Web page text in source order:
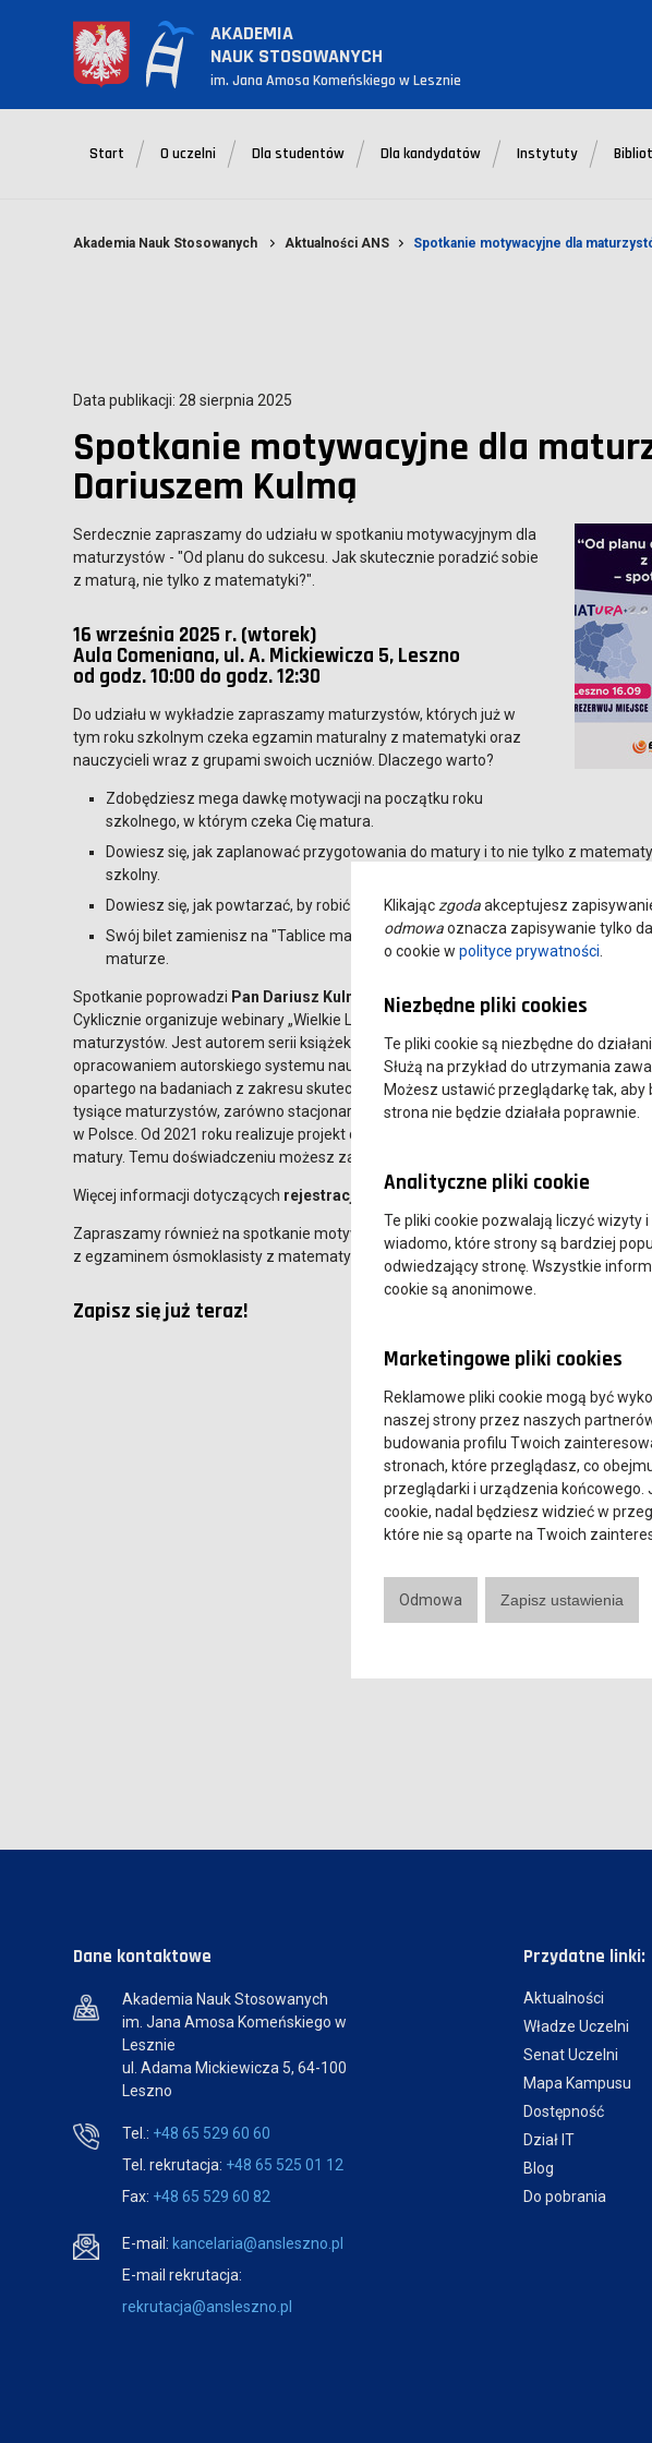
AKADEMIA
NAUK STOSOWANYCH
im. Jana Amosa Komeńskiego w Lesznie
Start O uczelni Dla studentów Dla kandydatów Instytuty
Akademia Nauk Stosowanych Aktualności ANS Spotkanie motywacyjne dla
Data publikacji: 28 sierpnia 2025
Spotkanie motywacyjne dla
Dariuszem Kulmą
Serdecznie zapraszamy do udziału w spotkaniu motywacyjnym dla
maturzystów - "Od planu do sukcesu. Jak skutecznie poradzić sobie
z maturą, nie tylko z matematyki?".
16 września 2025 r. (wtorek)
Aula Comeniana, ul. A. Mickiewicza 5, Leszno
od godz. 10:00 do godz. 12:30
Do udziału w wykładzie zapraszamy maturzystów, których już w
tym roku szkolnym czeka egzamin maturalny z matematyki oraz
nauczycieli wraz z grupami swoich uczniów. Dlaczego warto?
Zdobędziesz mega dawkę motywacji na początku roku
szkolnego, w którym czeka Cię matura.
Dowiesz się, jak zaplanować przygotowania do matury i to nie tylko z
szkolny.
Dowiesz się, jak powtarzać, by robić to naprawdę skutecznie, szybko i tak, by
Swój bilet zamienisz na "Tablice matematyczne" o wartości 21 zł - takie, z
maturze.
Spotkanie poprowadzi Pan Dariusz Kulma
– to pasjonat nauczania ciągle
Cyklicznie organizuje webinary „Wielkie Lekcje z matematyki z Nauczycielem Roku”,
maturzystów. Jest autorem serii książek „Jak zdać maturę z matematyki”.
opracowaniem autorskiego systemu nauczania matematyki z wykorzystaniem
opartego na badaniach z zakresu skutecznego zapamiętywania. Corocznie do
tysiące maturzystów, zarówno stacjonarnie, jak i zdalnie. Jest prelegentem
w Polsce. Od 2021 roku realizuje projekt dla maturzystów oraz nauczycieli,
matury. Temu doświadczeniu możesz zaufać!
Więcej informacji dotyczących rejestracji na spotkanie znajdziecie na stronie
Zapraszamy również na spotkanie motywacyjne dla ósmoklasistów - "Od planu do
z egzaminem ósmoklasisty z matematyki?". Więcej informacji o webinarze na
Zapisz się już teraz!
Dane kontaktowe
Akademia Nauk Stosowanych
im. Jana Amosa Komeńskiego w
Lesznie
ul. Adama Mickiewicza 5, 64-100
Leszno
Tel.: +48 65 529 60 60
Tel. rekrutacja: +48 65 525 01 12
Fax: +48 65 529 60 82
E-mail: kancelaria@ansleszno.pl
E-mail rekrutacja:
rekrutacja@ansleszno.pl
Przydatne linki:
Aktualności
Władze Uczelni
Senat Uczelni
Mapa Kampusu
Dostępność
Dział IT
Blog
Do pobrania
Klikając zgodaakceptujesz
odmowaoznacza zapisywanie tylko
o cookie w polityce prywatności
Niezbędne pliki cookies
Te pliki cookie są niezbędne do
Służą na przykład do utrzymania
Możesz ustawić przeglądarkę tak, aby
strona nie będzie działała poprawnie.
Analityczne pliki cookie
Te pliki cookie pozwalają liczyć wizyty
wiadomo, które strony są bardziej
odwiedzający stronę. Wszystkie
cookie są anonimowe.
Marketingowe pliki cookies
Reklamowe pliki cookie mogą być
naszej strony przez naszych
budowania profilu Twoich
stronach, które przeglądasz, co
przeglądarki i urządzenia końcowego.
cookie, nadal będziesz widzieć w
które nie są oparte na Twoich
Odmowa Zapisz ustawienia